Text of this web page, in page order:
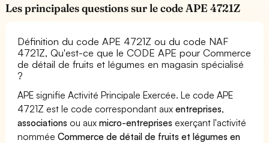
Les principales questions sur le code APE 4721Z
Définition du code APE 4721Z ou du code NAF
4721Z, Qu'est-ce que le CODE APE pour Commerce
de détail de fruits et légumes en magasin spécialisé
?
APE signifie Activité Principale Exercée. Le code APE
4721Z est le code correspondant auxentreprises,
associations ou auxmicro-entreprises exerçant l'activité
nomméeCommerce de détail de fruits et légumes en